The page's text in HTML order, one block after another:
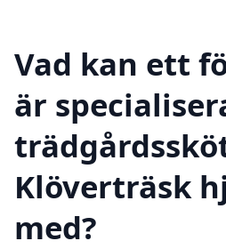
Vad kan ett
är
Klöverträsk
med?